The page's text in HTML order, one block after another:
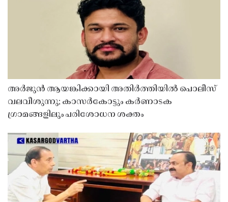
അർജുൻ ആയങ്കിക്കായി അതിർത്തിയിൽ പൊലീസ്
വലവീശുന്നു; കാസർകോട്ടും കർണാടക
ഗ്രാമങ്ങളിലും പരിശോധന ശക്തം